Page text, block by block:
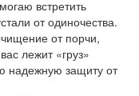
встретить
от одиночества.
от порчи,
лежит «груз»
надежную защиту от